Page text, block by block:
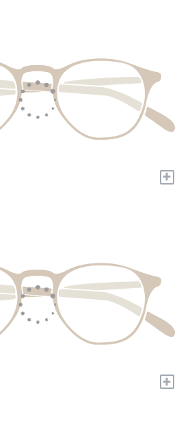
+
+